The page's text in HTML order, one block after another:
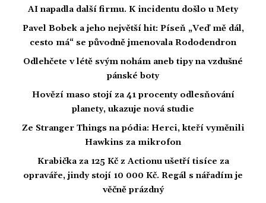
AI napadla další firmu. K incidentu došlo u Mety
Pavel Bobek a jeho největší hit: Píseň „Veď mě dál,
cesto má“ se původně jmenovala Rododendron
Odlehčete v létě svým nohám aneb tipy na vzdušné
pánské boty
Hovězí maso stojí za 41 procenty odlesňování
planety, ukazuje nová studie
Ze Stranger Things na pódia: Herci, kteří vyměnili
Hawkins za mikrofon
Krabička za 125 Kč z Actionu ušetří tisíce za
opraváře, jindy stojí 10 000 Kč. Regál s nářadím je
věčně prázdný